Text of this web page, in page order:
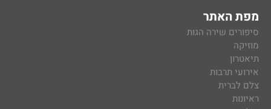
מפת האתר
סיפורים שירה הגות
מוזיקה
תיאטרון
אירועי תרבות
צלם לברית
ראיונות